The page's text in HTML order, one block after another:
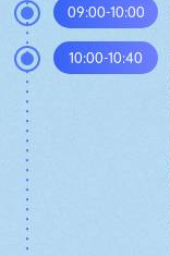
闻
击
09:00-10:00
10:00-10:40